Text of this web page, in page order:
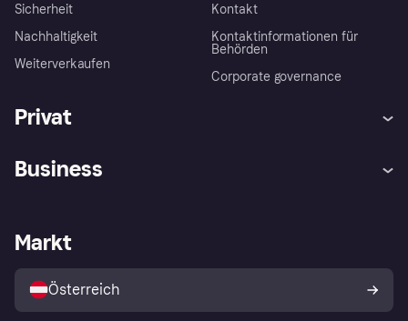
Sicherheit
Nachhaltigkeit
Weiterverkaufen
Kontakt
Kontaktinformationen für
Behörden
Corporate governance
Privat
Shops entdecken
Business
Händlerportal
Markt
Österreich